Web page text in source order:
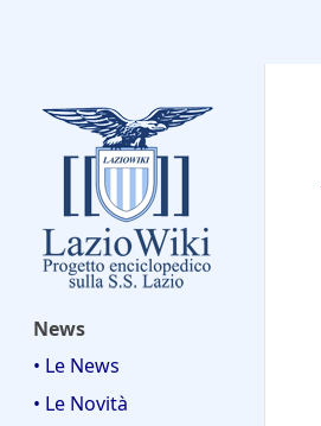
News
• Le News
• Le Novità